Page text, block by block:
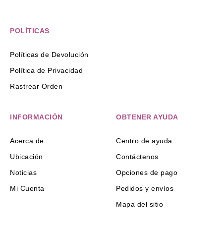
POLÍTICAS
Políticas de Devolución
Política de Privacidad
Rastrear Orden
INFORMACIÓN
Acerca de
Ubicación
Noticias
Mi Cuenta
OBTENER AYUDA
Centro de ayuda
Contáctenos
Opciones de pago
Pedidos y envíos
Mapa del sitio